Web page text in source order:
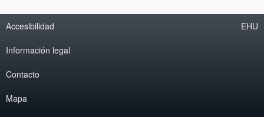
Accesibilidad
Información legal
Contacto
Mapa
EHU